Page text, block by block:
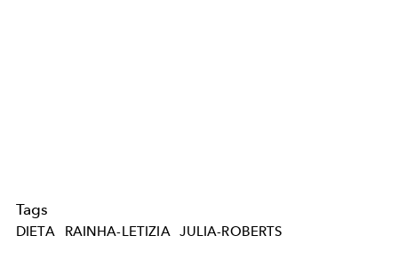
Tags
DIETA RAINHA-LETIZIA JULIA-ROBERTS